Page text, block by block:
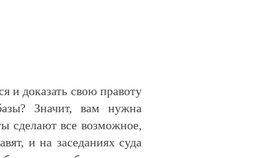
и доказать свою правоту
Значит, вам нужна
сделают все возможное,
и на заседаниях суда